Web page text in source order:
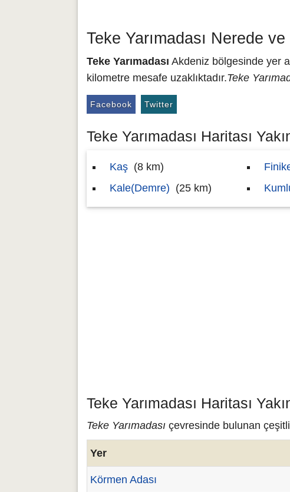
Teke Yarımadası Nerede
Teke Yarımadası Akdeniz bölgesinde yer
kilometre mesafe uzaklıktadır.Teke
Facebook Twitter
Teke Yarımadası Haritası
Kaş (8 km)
Kale(Demre) (25 km)
Teke Yarımadası Haritası
Teke Yarımadası çevresinde bulunan
Yer
Körmen Adası